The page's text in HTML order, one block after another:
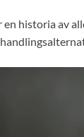
historia av